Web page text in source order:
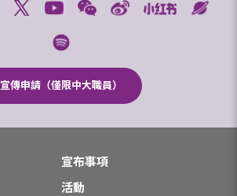
宣傳申請（僅限中大職員）
宣布事項
活動